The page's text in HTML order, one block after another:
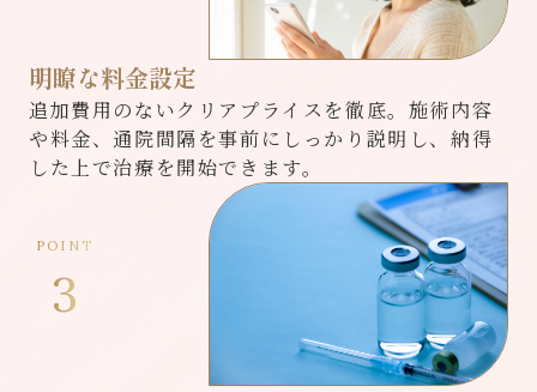
明瞭な料金設定
追加費用のないクリアプライスを徹底。施術内容
や料金、通院間隔を事前にしっかり説明し、納得
した上で治療を開始できます。
POINT
3